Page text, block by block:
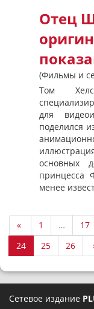
Отец
(Фильмы и
Том
для
поделился
основных
принцесса
менее
« 1 … 17
24
25 26
Сетевое издание